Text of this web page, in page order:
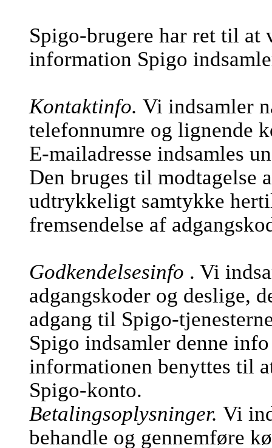
Spigo-brugere har ret til
information Spigo
Kontaktinfo. Vi indsamler
telefonnumre og lignende
E-mailadresse indsamles
Den bruges til modtagelse
udtrykkeligt samtykke
fremsendelse af
Godkendelsesinfo . Vi
adgangskoder og deslige,
adgang til Spigo-
Spigo indsamler denne
informationen benyttes til
Spigo-konto.
Betalingsoplysninger. Vi
behandle og gennemføre